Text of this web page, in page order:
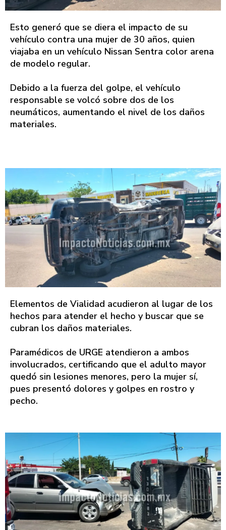
Esto generó que se diera el impacto de su
vehículo contra una mujer de 30 años, quien
viajaba en un vehículo Nissan Sentra color arena
de modelo regular.
Debido a la fuerza del golpe, el vehículo
responsable se volcó sobre dos de los
neumáticos, aumentando el nivel de los daños
materiales.
Elementos de Vialidad acudieron al lugar de los
hechos para atender el hecho y buscar que se
cubran los daños materiales.
Paramédicos de URGE atendieron a ambos
involucrados, certificando que el adulto mayor
quedó sin lesiones menores, pero la mujer sí,
pues presentó dolores y golpes en rostro y
pecho.